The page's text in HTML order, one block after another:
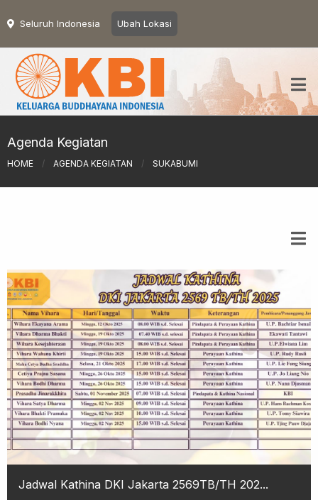
Seluruh Indonesia Ubah Lokasi
Agenda Kegiatan
HOME / AGENDA KEGIATAN / SUKABUMI
Jadwal Kathina DKI Jakarta 2569TB/TH 202...